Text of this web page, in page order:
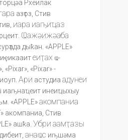
Рхеилак
азҭоз, Стив
иара иаҧиҵаз
Ҩажәижәаба
дыҟан. «APPLE»
еиҭах ҩ-
«Pixar», «Pixar» -
Ари астудиа адунеи
иаҧнаҵеит инеиҵыхыу
«APPLE»акомпаниа
акомпаниа, Стив
ашҟа. Убри аамҭазы
дибеит, анаҩс иҧшәма